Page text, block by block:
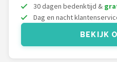
Synx Tools
Fiskars
30 dagen bedenktijd &
Dag en nacht
BEKIJK